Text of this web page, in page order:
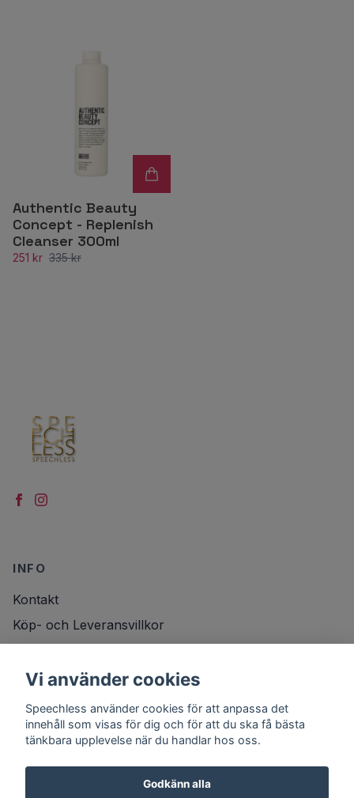
Authentic Beauty
Concept - Replenish
Cleanser 300ml
251 kr 335 kr
INFO
Kontakt
Köp- och Leveransvillkor
DITT KONTO
Logga in
Vi använder cookies
Speechless använder cookies för att anpassa det
innehåll som visas för dig och för att du ska få bästa
tänkbara upplevelse när du handlar hos oss.
Godkänn alla